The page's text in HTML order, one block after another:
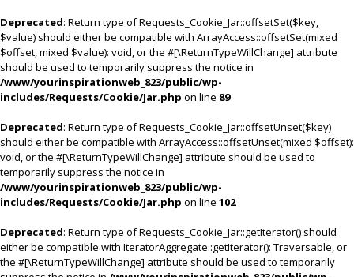
Deprecated: Return type of Requests_Cookie_Jar::offsetSet($key,
$value) should either be compatible with ArrayAccess::offsetSet(mixed
$offset, mixed $value): void, or the #[\ReturnTypeWillChange] attribute
should be used to temporarily suppress the notice in
/www/yourinspirationweb_823/public/wp-
includes/Requests/Cookie/Jar.php on line 89
Deprecated: Return type of Requests_Cookie_Jar::offsetUnset($key)
should either be compatible with ArrayAccess::offsetUnset(mixed $offset):
void, or the #[\ReturnTypeWillChange] attribute should be used to
temporarily suppress the notice in
/www/yourinspirationweb_823/public/wp-
includes/Requests/Cookie/Jar.php on line 102
Deprecated: Return type of Requests_Cookie_Jar::getIterator() should
either be compatible with IteratorAggregate::getIterator(): Traversable, or
the #[\ReturnTypeWillChange] attribute should be used to temporarily